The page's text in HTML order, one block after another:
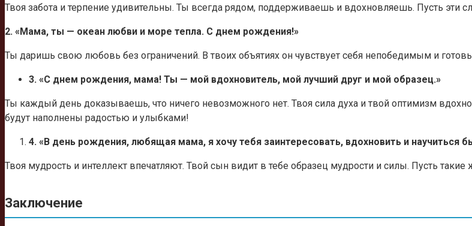
Твоя забота и терпение удивительны. Ты всегда рядом, поддерживаешь и вдохновляешь. Пусть эти
2. «Мама, ты — океан любви и море тепла. С днем рождения!»
Ты даришь свою любовь без ограничений. В твоих объятиях он чувствует себя непобедимым и
3. «С днем рождения, мама! Ты — мой вдохновитель, мой лучший друг и мой образец.»
Ты каждый день доказываешь, что ничего невозможного нет. Твоя сила духа и твой оптимизм
будут наполнены радостью и улыбками!
4. «В день рождения, любящая мама, я хочу тебя заинтересовать, вдохновить и научиться
Твоя мудрость и интеллект впечатляют. Твой сын видит в тебе образец мудрости и силы. Пусть такие
Заключение